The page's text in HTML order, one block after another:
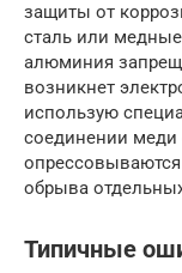
защиты от
сталь или
алюминия
возникнет
использую
соединении меди
обрыва
Типичные